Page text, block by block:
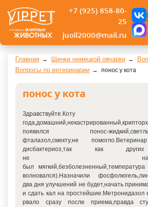
+7 (925) 858-80-
25
juoll2000@mail.ru
Главная Щенки немецкой овчарки
Вопросы по ветеринарии
понос у кота
понос у кота
появился понос-
фталазол,смекту,не
дисбактериоз,так как
не
был
волновался).Назначили
два дня улучшений не будет,начать
и сдать кал на простейшие.Метронидазол
рвало сразу после приема,правда